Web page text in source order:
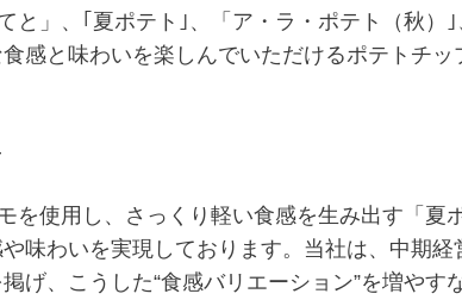
」、｢夏ポテト｣、「ア・ラ・ポテト（秋）
感と味わいを楽しんでいただけるポテトチッ
を使用し、さっくり軽い食感を生み出す「夏
味わいを実現しております。当社は、中期
げ、こうした“食感バリエーション”を増やす